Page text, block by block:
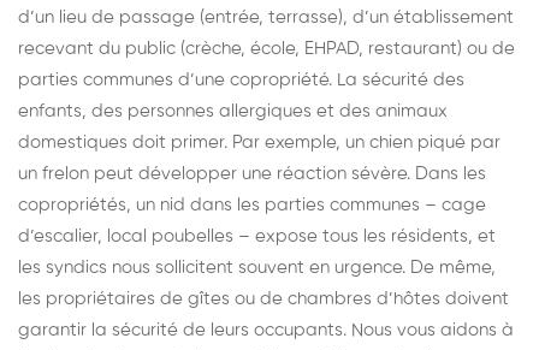
d’un lieu de passage (entrée, terrasse), d’un établissement
recevant du public (crèche, école, EHPAD, restaurant) ou de
parties communes d’une copropriété. La sécurité des
enfants, des personnes allergiques et des animaux
domestiques doit primer. Par exemple, un chien piqué par
un frelon peut développer une réaction sévère. Dans les
copropriétés, un nid dans les parties communes – cage
d’escalier, local poubelles – expose tous les résidents, et
les syndics nous sollicitent souvent en urgence. De même,
les propriétaires de gîtes ou de chambres d’hôtes doivent
garantir la sécurité de leurs occupants. Nous vous aidons à